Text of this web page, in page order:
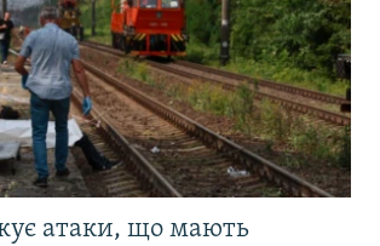
атаки, що мають